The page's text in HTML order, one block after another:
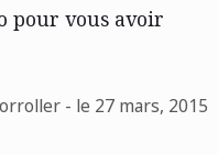
pour vous avoir
- le 27 mars, 2015